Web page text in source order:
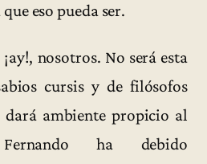
eso pueda ser.
nosotros. No será esta
cursis y de filósofos
dará ambiente propicio al
Fernando ha debido